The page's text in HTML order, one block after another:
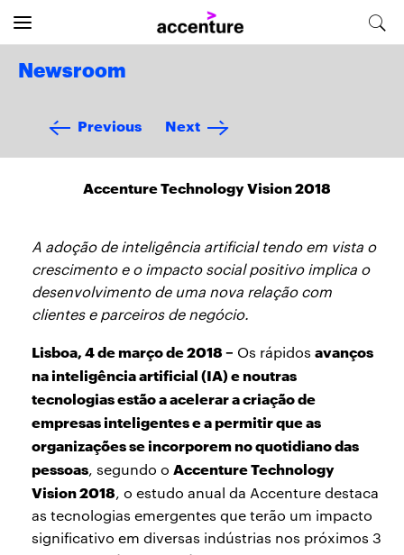
Newsroom
Previous Next
Accenture Technology Vision 2018
A adoção de inteligência artificial tendo em vista o
crescimento e o impacto social positivo implica o
desenvolvimento de uma nova relação com
clientes e parceiros de negócio.
Lisboa, 4 de março de 2018 – Os rápidos avanços
na inteligência artificial (IA) e noutras
tecnologias estão a acelerar a criação de
empresas inteligentes e a permitir que as
organizações se incorporem no quotidiano das
pessoas, segundo o Accenture Technology
Vision 2018, o estudo anual da Accenture destaca
as tecnologias emergentes que terão um impacto
significativo em diversas indústrias nos próximos 3